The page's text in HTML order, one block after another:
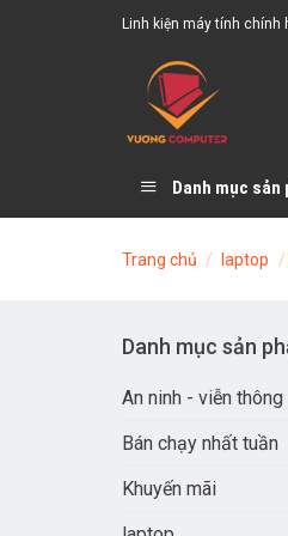
Linh kiện máy tính chính
Danh mục sản
Trang chủ / laptop /
Danh mục sản
An ninh - viễn thông
Bán chạy nhất tuần
Khuyến mãi